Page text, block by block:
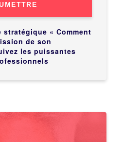
stratégique « Comment
de son
les puissantes